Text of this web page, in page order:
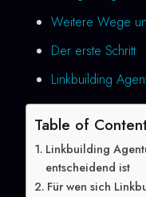
Weitere Wege
Der erste Schritt
Linkbuilding
Table of
Linkbuilding
entscheidend ist
Für wen sich